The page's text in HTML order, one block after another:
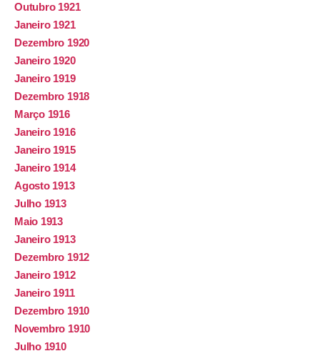
Outubro 1921
Janeiro 1921
Dezembro 1920
Janeiro 1920
Janeiro 1919
Dezembro 1918
Março 1916
Janeiro 1916
Janeiro 1915
Janeiro 1914
Agosto 1913
Julho 1913
Maio 1913
Janeiro 1913
Dezembro 1912
Janeiro 1912
Janeiro 1911
Dezembro 1910
Novembro 1910
Julho 1910